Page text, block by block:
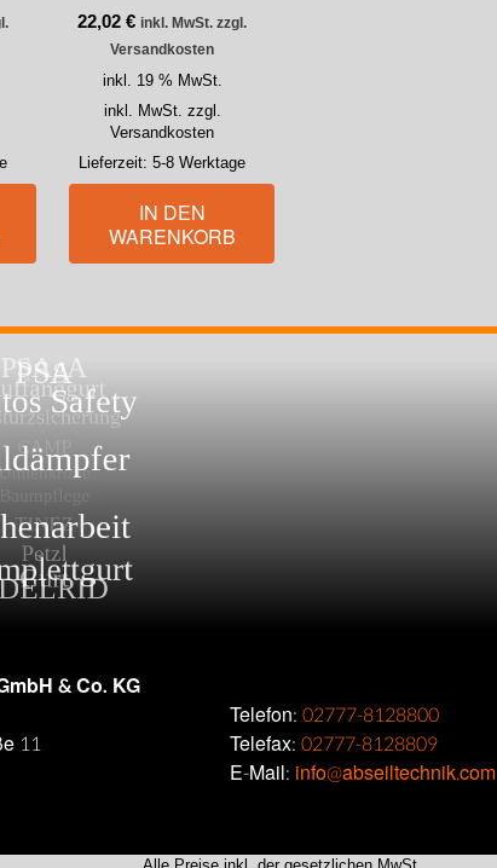
22,02€ inkl. MwSt. zzgl.
Versandkosten
inkl. 19 % MwSt.
inkl. MwSt. zzgl.
Versandkosten
Lieferzeit:5-8 Werktage
IN DEN
WARENKORB
& Co. KG
11
Telefon:02777-8128800
Telefax:02777-8128809
E-Mail: info@abseiltechnik.com